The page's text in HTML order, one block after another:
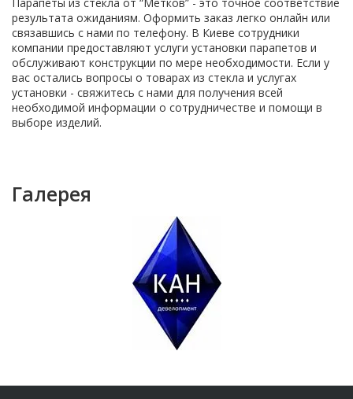
результата ожиданиям. Оформить заказ легко онлайн или
связавшись с нами по телефону. В Киеве сотрудники
компании предоставляют услуги установки парапетов и
обслуживают конструкции по мере необходимости. Если у
вас остались вопросы о товарах из стекла и услугах
установки - свяжитесь с нами для получения всей
необходимой информации о сотрудничестве и помощи в
выборе изделий.
Галерея